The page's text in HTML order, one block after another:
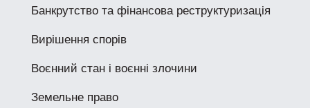
Банкрутство та фінансова реструктуризація
Вирішення спорів
Воєнний стан і воєнні злочини
Земельне право